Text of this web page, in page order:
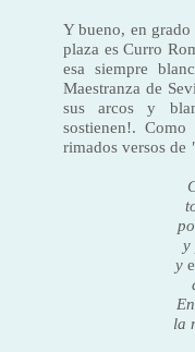
Y bueno, en
plaza es Curro
esa siempre
Maestranza de
sus arcos y
sostienen!.
rimados versos de
y
y
la